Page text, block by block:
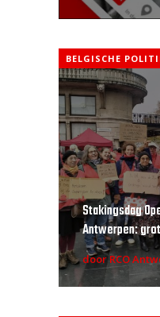
BELGISCHE
Stakingsdag
Antwerpen:
door RCO